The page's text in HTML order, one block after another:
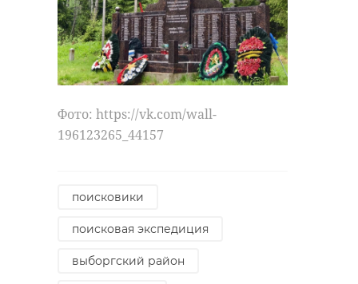
Фото: https://vk.com/wall-
196123265_44157
поисковики
поисковая экспедиция
выборгский район